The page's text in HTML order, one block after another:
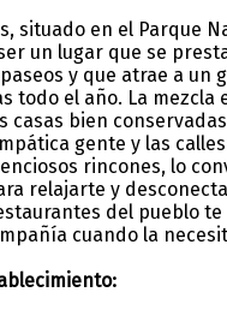
situado en el Parque
un lugar que se
y que atrae a un
todo el año. La mezcla
casas bien
gente y las
rincones, lo
relajarte y
del pueblo
cuando la